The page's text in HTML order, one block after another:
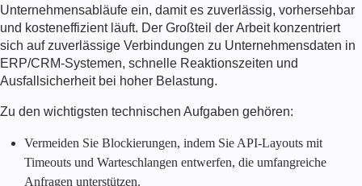
Unternehmensabläufe ein, damit es zuverlässig, vorhersehbar
und kosteneffizient läuft. Der Großteil der Arbeit konzentriert
sich auf zuverlässige Verbindungen zu Unternehmensdaten in
ERP/CRM-Systemen, schnelle Reaktionszeiten und
Ausfallsicherheit bei hoher Belastung.
Zu den wichtigsten technischen Aufgaben gehören:
Vermeiden Sie Blockierungen, indem Sie API-Layouts mit
Timeouts und Warteschlangen entwerfen, die umfangreiche
Anfragen unterstützen.